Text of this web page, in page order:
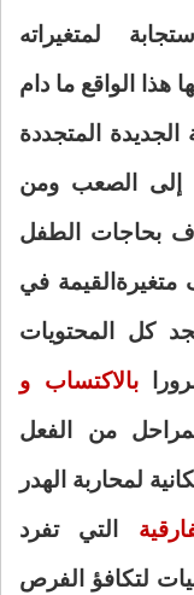
لمتغيراته
هذا الواقع ما دام
المتجددة
إلى الصعب ومن
بحاجات الطفل
متغيرة القيمة في
كل المحتويات
بالاكتساب و
من الفعل
لمحاربة الهدر
التي تفرد
لتكافؤ الفرص